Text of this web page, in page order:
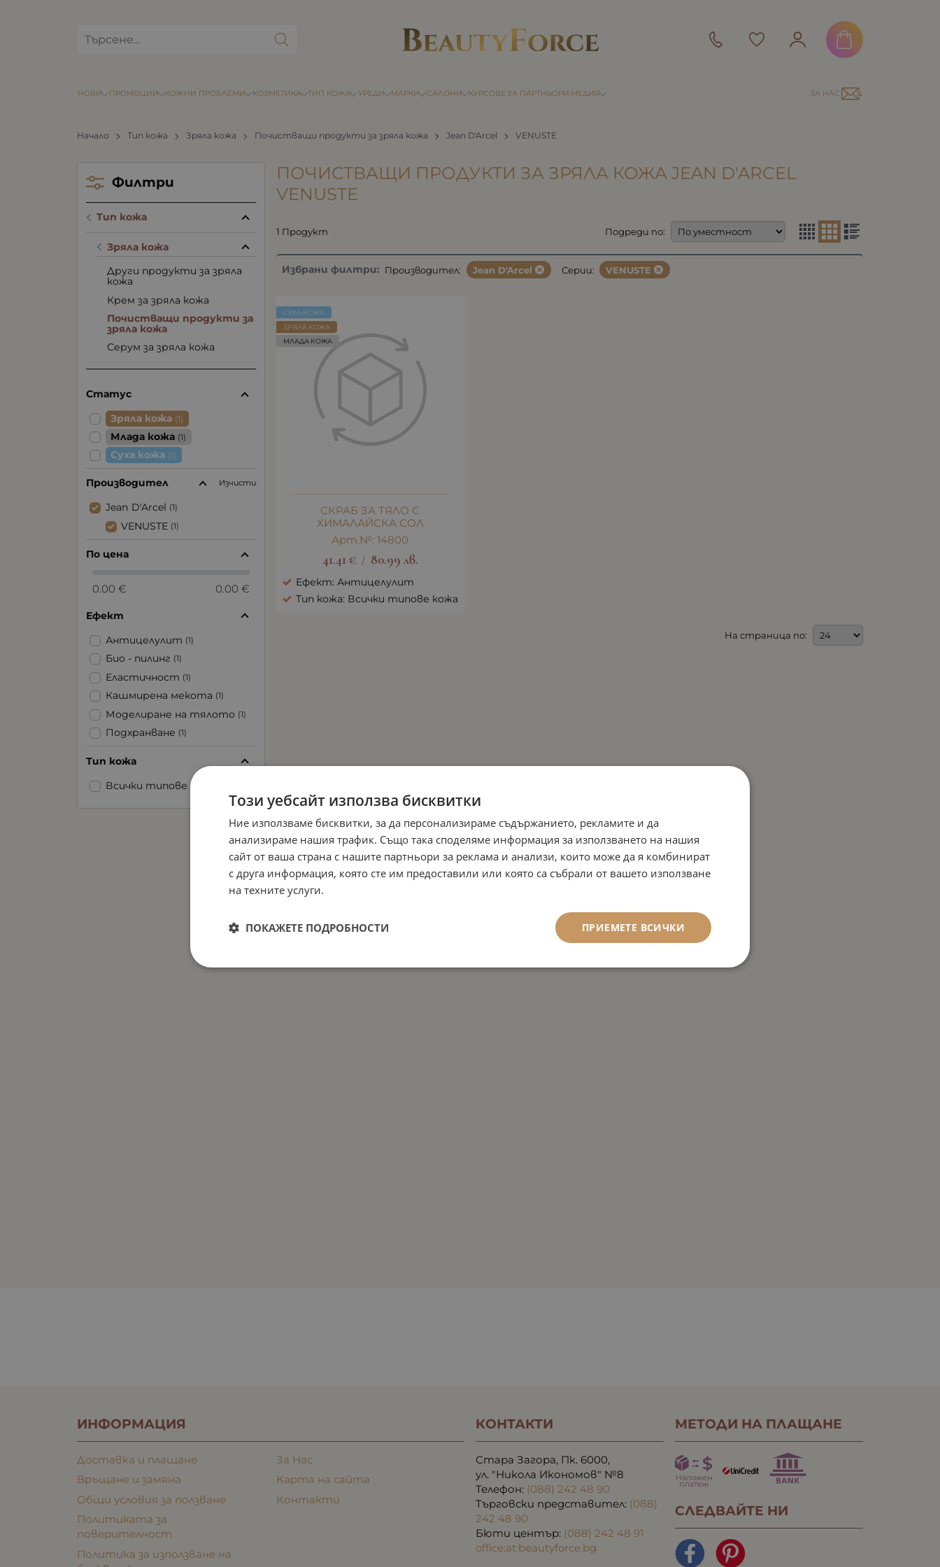
КОЗМЕТИКА ТИП КОЖА УРЕДИ
НОВИ ПРОМОЦИИ МАРКИ САЛОНИ
КОЖНИ ПРОБЛЕМИ КУРСОВЕ ЗА ПАРТНЬОРИ МЕДИЯ ЗА НАС
Начало Тип кожа Зряла кожа Почистващи продукти за зряла кожа Jean D'Arcel VENUSTE
ПОЧИСТВАЩИ ПРОДУКТИ ЗА ЗРЯЛА КОЖА JEAN D'ARCEL
VENUSTE
1 Продукт Подреди по:
Избрани филтри: Производител: Jean D'Arcel Серии: VENUSTE
СКРАБ ЗА ТЯЛО С
ХИМАЛАЙСКА СОЛ
Арт.№: 14800
41.41 € / 80.99 лв.
Ефект: Антицелулит
Тип кожа: Всички типове кожа
СУХА КОЖА
ЗРЯЛА КОЖА
МЛАДА КОЖА
На страница по:
Филтри
Тип кожа
Зряла кожа
Други продукти за зряла
кожа
Крем за зряла кожа
Почистващи продукти за
зряла кожа
Серум за зряла кожа
Статус
Зряла кожа (1)
Млада кожа (1)
Суха кожа (1)
Производител Изчисти
Jean D'Arcel (1)
VENUSTE (1)
По цена
0.00 € 0.00 €
Ефект
Антицелулит (1)
Био - пилинг (1)
Еластичност (1)
Кашмирена мекота (1)
Моделиране на тялото (1)
Подхранване (1)
Тип кожа
Всички типове кожа
ИНФОРМАЦИЯ
Доставка и плащане
Връщане и замяна
Общи условия за ползване
Политиката за
поверителност
Политика за използване на
За Нас
Карта на сайта
Контакти
КОНТАКТИ
Стара Загора, Пк. 6000,
ул. "Никола Икономов" №8
Телефон: (088) 242 48 90
Търговски представител: (088)
242 48 90
Бюти център: (088) 242 48 91
office:at:beautyforce.bg
МЕТОДИ НА ПЛАЩАНЕ
СЛЕДВАЙТЕ НИ
Този уебсайт използва бисквитки
Ние използваме бисквитки, за да персонализираме съдържанието, рекламите и да
анализираме нашия трафик. Също така споделяме информация за използването на нашия
сайт от ваша страна с нашите партньори за реклама и анализи, които може да я комбинират
с друга информация, която сте им предоставили или която са събрали от вашето използване
на техните услуги.
ПРИЕМЕТЕ ВСИЧКИ
ПОКАЖЕТЕ ПОДРОБНОСТИ